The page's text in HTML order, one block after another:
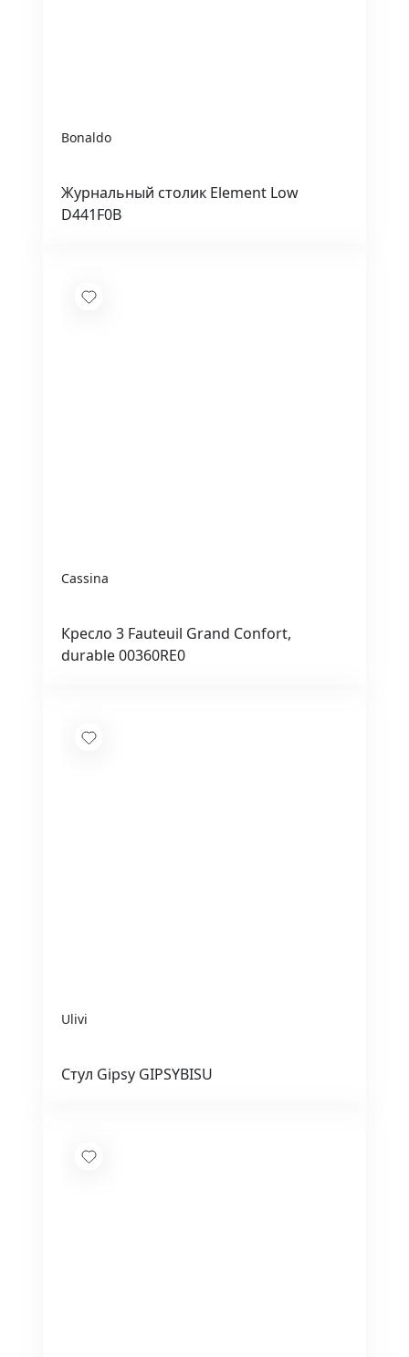
Bonaldo
Журнальный столик Element Low
D441F0B
Cassina
Кресло 3 Fauteuil Grand Confort,
durable 00360RE0
Ulivi
Стул Gipsy GIPSYBISU